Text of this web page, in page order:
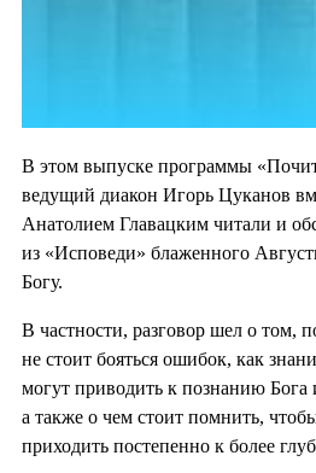
В этом выпуске программы
ведущий диакон Игорь Цуканов
Анатолием Главацким читали и
из «Исповеди» блаженного
Богу.
В частности, разговор шел о том,
не стоит бояться ошибок, как
могут приводить к познанию
а также о чем стоит помнить,
приходить постепенно к более